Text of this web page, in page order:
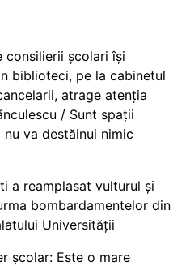
consilierii școlari își
biblioteci, pe la cabinetul
atrage atenția
/ Sunt spații
va destăinui nimic
a reamplasat vulturul și
bombardamentelor din
Universității
școlar: Este o mare